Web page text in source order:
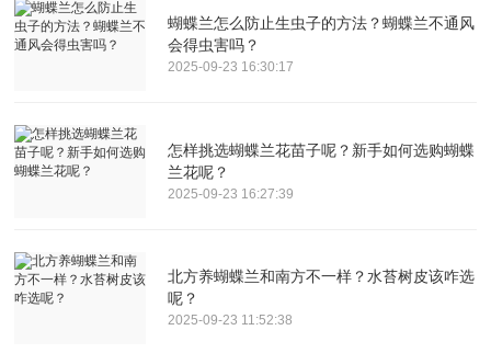
蝴蝶兰怎么防止生虫子的方法？蝴蝶兰不通风
会得虫害吗？
2025-09-23 16:30:17
怎样挑选蝴蝶兰花苗子呢？新手如何选购蝴蝶
兰花呢？
2025-09-23 16:27:39
北方养蝴蝶兰和南方不一样？水苔树皮该咋选
呢？
2025-09-23 11:52:38